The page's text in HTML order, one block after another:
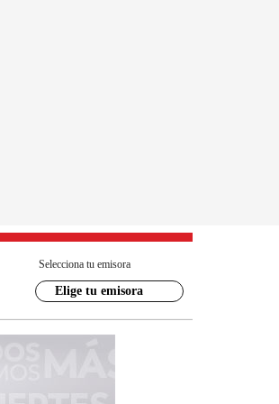
Selecciona tu emisora
Elige tu emisora